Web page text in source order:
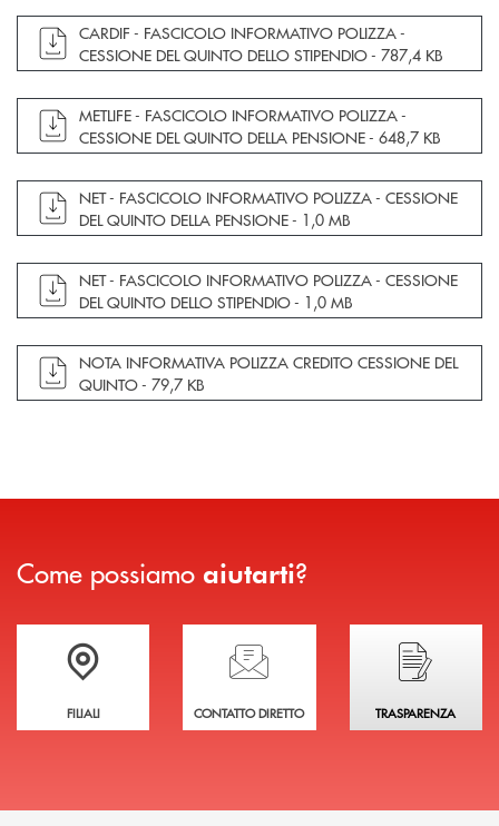
apre documento in una nuova finestra
CARDIF - FASCICOLO INFORMATIVO POLIZZA -
CESSIONE DEL QUINTO DELLO STIPENDIO - 787,4 KB
apre documento in una nuova finestra
METLIFE - FASCICOLO INFORMATIVO POLIZZA -
CESSIONE DEL QUINTO DELLA PENSIONE - 648,7 KB
apre documento in una nuova finestra
NET - FASCICOLO INFORMATIVO POLIZZA - CESSIONE
DEL QUINTO DELLA PENSIONE - 1,0 MB
apre documento in una nuova finestra
NET - FASCICOLO INFORMATIVO POLIZZA - CESSIONE
DEL QUINTO DELLO STIPENDIO - 1,0 MB
apre documento in una nuova finestra
NOTA INFORMATIVA POLIZZA CREDITO CESSIONE DEL
QUINTO - 79,7 KB
Come possiamo aiutarti?
Trova la filiale più vicina a te
FILIALI
Hai bisogno di assistenza immediata?
CONTATTO DIRETTO
Hai bisogno di
TRASPARENZA